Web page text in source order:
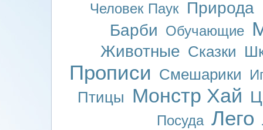
Человек Паук Природа
Барби Обучающие
Животные Сказки
Прописи Смешарики
Птицы Монстр Хай
Посуда Лего